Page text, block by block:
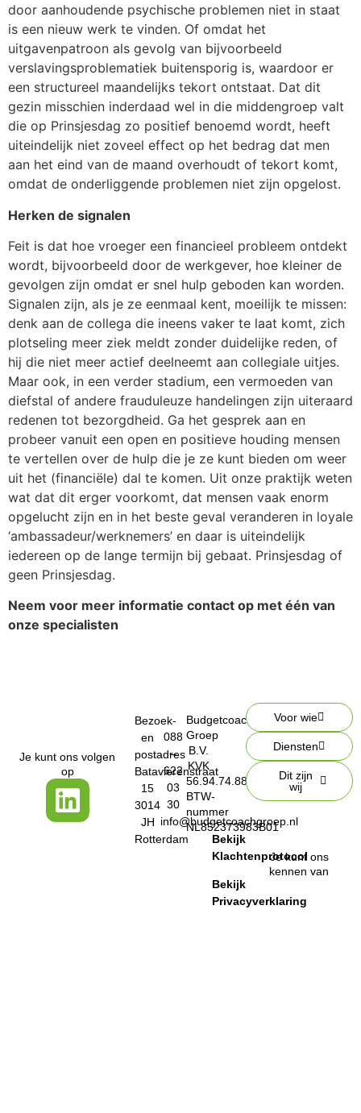
door aanhoudende psychische problemen niet in staat
is een nieuw werk te vinden. Of omdat het
uitgavenpatroon als gevolg van bijvoorbeeld
verslavingsproblematiek buitensporig is, waardoor er
een structureel maandelijks tekort ontstaat. Dat dit
gezin misschien inderdaad wel in die middengroep valt
die op Prinsjesdag zo positief benoemd wordt, heeft
uiteindelijk niet zoveel effect op het bedrag dat men
aan het eind van de maand overhoudt of tekort komt,
omdat de onderliggende problemen niet zijn opgelost.
Herken de signalen
Feit is dat hoe vroeger een financieel probleem ontdekt
wordt, bijvoorbeeld door de werkgever, hoe kleiner de
gevolgen zijn omdat er snel hulp geboden kan worden.
Signalen zijn, als je ze eenmaal kent, moeilijk te missen:
denk aan de collega die ineens vaker te laat komt, zich
plotseling meer ziek meldt zonder duidelijke reden, of
hij die niet meer actief deelneemt aan collegiale uitjes.
Maar ook, in een verder stadium, een vermoeden van
diefstal of andere frauduleuze handelingen zijn uiteraard
redenen tot bezorgdheid. Ga het gesprek aan en
probeer vanuit een open en positieve houding mensen
te vertellen over de hulp die je ze kunt bieden om weer
uit het (financiële) dal te komen. Uit onze praktijk weten
wat dat dit erger voorkomt, dat mensen vaak enorm
opgelucht zijn en in het beste geval veranderen in loyale
‘ambassadeur/werknemers’ en daar is uiteindelijk
iedereen op de lange termijn bij gebaat. Prinsjesdag of
geen Prinsjesdag.
Neem voor meer informatie contact op met één van
onze specialisten
Je kunt ons volgen
op
Bezoek-
en
postadres
Batavierenstraat
15
3014
JH
Rotterdam
088
–
622
03
30
info@budgetcoachgroep.nl
Budgetcoach
Groep
B.V.
KVK
56.94.74.88
BTW-
nummer
NL852373983B01
Bekijk
Privacyverklaring
Bekijk
Klachtenprotocol
Voor wie
Diensten
Dit zijn
wij
Je kunt ons
kennen van